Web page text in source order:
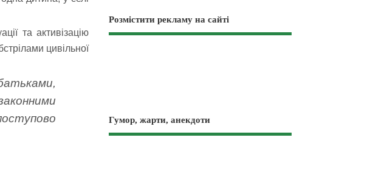
та активізацію
цивільної
Розмістити рекламу на сайті
Гумор, жарти, анекдоти